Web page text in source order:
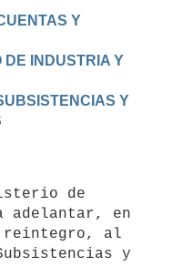
Y
DE INDUSTRIA Y
Y
adelantar, en
reintegro, al
y